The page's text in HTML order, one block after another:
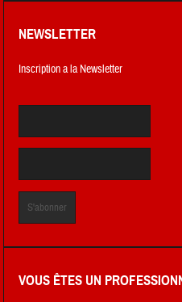
NEWSLETTER
Inscription a la Newsletter
VOUS ÊTES UN